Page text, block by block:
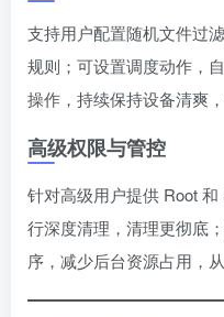
支持用户配置随机文件过
规则；可设置调度动作，
操作，持续保持设备清爽
高级权限与管控
针对高级用户提供 Root
行深度清理，清理更彻底
序，减少后台资源占用，